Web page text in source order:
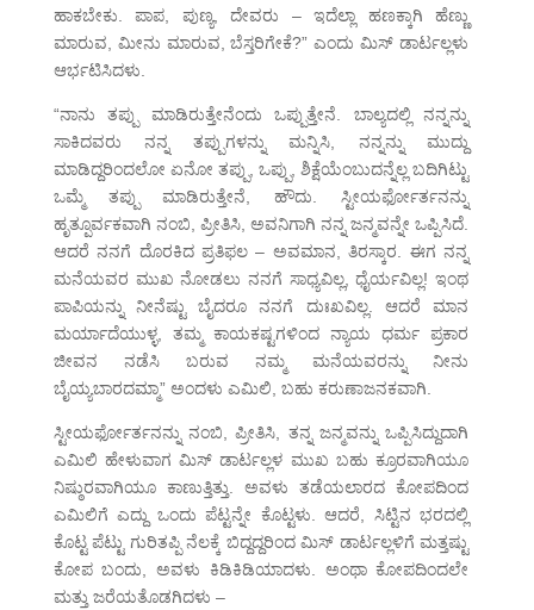
ಹಾಕಬೇಕು. ಪಾಪ, ಪುಣ್ಯ, ದೇವರು – ಇದೆಲ್ಲಾ ಹಣಕ್ಕಾಗಿ ಹೆಣ್ಣು
ಮಾರುವ, ಮೀನು ಮಾರುವ, ಬೆಸ್ತರಿಗೇಕೆ?” ಎಂದು ಮಿಸ್ ಡಾರ್ಟಲ್ಲಳು
ಆರ್ಭಟಿಸಿದಳು.
“ನಾನು ತಪ್ಪು ಮಾಡಿರುತ್ತೇನೆಂದು ಒಪ್ಪುತ್ತೇನೆ. ಬಾಲ್ಯದಲ್ಲಿ ನನ್ನನ್ನು
ಸಾಕಿದವರು ನನ್ನ ತಪ್ಪುಗಳನ್ನು ಮನ್ನಿಸಿ, ನನ್ನನ್ನು ಮುದ್ದು
ಮಾಡಿದ್ದರಿಂದಲೋ ಏನೋ ತಪ್ಪು, ಒಪ್ಪು, ಶಿಕ್ಷೆಯೆಂಬುದನ್ನೆಲ್ಲ ಬದಿಗಿಟ್ಟು
ಒಮ್ಮೆ ತಪ್ಪು ಮಾಡಿರುತ್ತೇನೆ, ಹೌದು. ಸ್ಟೀಯರ್ಫೋರ್ತನನ್ನು
ಹೃತ್ಪೂರ್ವಕವಾಗಿ ನಂಬಿ, ಪ್ರೀತಿಸಿ, ಅವನಿಗಾಗಿ ನನ್ನ ಜನ್ಮವನ್ನೇ ಒಪ್ಪಿಸಿದೆ.
ಆದರೆ ನನಗೆ ದೊರಕಿದ ಪ್ರತಿಫಲ – ಅವಮಾನ, ತಿರಸ್ಕಾರ. ಈಗ ನನ್ನ
ಮನೆಯವರ ಮುಖ ನೋಡಲು ನನಗೆ ಸಾಧ್ಯವಿಲ್ಲ, ಧೈರ್ಯವಿಲ್ಲ! ಇಂಥ
ಪಾಪಿಯನ್ನು ನೀನೆಷ್ಟು ಬೈದರೂ ನನಗೆ ದುಃಖವಿಲ್ಲ. ಆದರೆ ಮಾನ
ಮರ್ಯಾದೆಯುಳ್ಳ, ತಮ್ಮ ಕಾಯಕಷ್ಟಗಳಿಂದ ನ್ಯಾಯ ಧರ್ಮ ಪ್ರಕಾರ
ಜೀವನ ನಡೆಸಿ ಬರುವ ನಮ್ಮ ಮನೆಯವರನ್ನು ನೀನು
ಬೈಯ್ಯಬಾರದಮ್ಮಾ” ಅಂದಳು ಎಮಿಲಿ, ಬಹು ಕರುಣಾಜನಕವಾಗಿ.
ಸ್ಟೀಯರ್ಫೋರ್ತನನ್ನು ನಂಬಿ, ಪ್ರೀತಿಸಿ, ತನ್ನ ಜನ್ಮವನ್ನು ಒಪ್ಪಿಸಿದ್ದುದಾಗಿ
ಎಮಿಲಿ ಹೇಳುವಾಗ ಮಿಸ್ ಡಾರ್ಟಲ್ಲಳ ಮುಖ ಬಹು ಕ್ರೂರವಾಗಿಯೂ
ನಿಷ್ಠುರವಾಗಿಯೂ ಕಾಣುತ್ತಿತ್ತು. ಅವಳು ತಡೆಯಲಾರದ ಕೋಪದಿಂದ
ಎಮಿಲಿಗೆ ಎದ್ದು ಒಂದು ಪೆಟ್ಟನ್ನೇ ಕೊಟ್ಟಳು. ಆದರೆ, ಸಿಟ್ಟಿನ ಭರದಲ್ಲಿ
ಕೊಟ್ಟ ಪೆಟ್ಟು ಗುರಿತಪ್ಪಿ ನೆಲಕ್ಕೆ ಬಿದ್ದದ್ದರಿಂದ ಮಿಸ್ ಡಾರ್ಟಲ್ಲಳಿಗೆ ಮತ್ತಷ್ಟು
ಕೋಪ ಬಂದು, ಅವಳು ಕಿಡಿಕಿಡಿಯಾದಳು. ಅಂಥಾ ಕೋಪದಿಂದಲೇ
ಮತ್ತು ಜರೆಯತೊಡಗಿದಳು –